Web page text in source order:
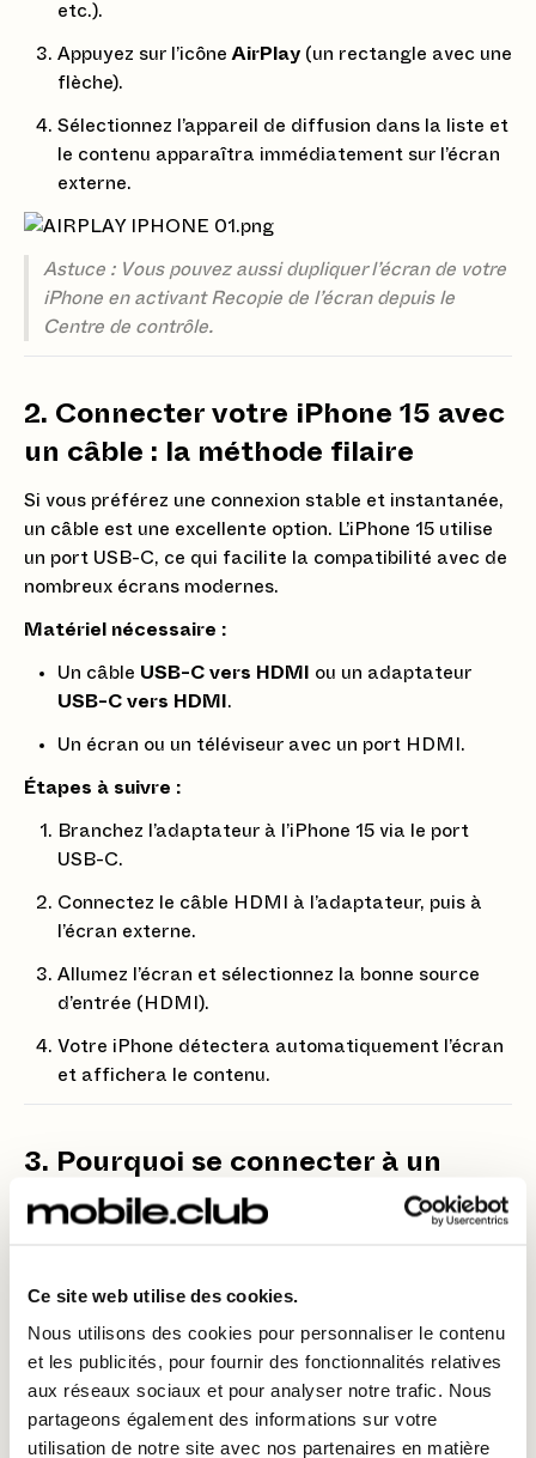
Ce site web utilise des cookies.
Nous utilisons des cookies pour personnaliser le contenu
et les publicités, pour fournir des fonctionnalités relatives
aux réseaux sociaux et pour analyser notre trafic. Nous
partageons également des informations sur votre
utilisation de notre site avec nos partenaires en matière
etc.).
Appuyez sur l’icône AirPlay (un rectangle avec une
flèche).
Sélectionnez l’appareil de diffusion dans la liste et
le contenu apparaîtra immédiatement sur l’écran
externe.
Astuce : Vous pouvez aussi dupliquer l’écran de votre
iPhone en activant Recopie de l’écran depuis le
Centre de contrôle.
2. Connecter votre iPhone 15 avec
un câble : la méthode filaire
Si vous préférez une connexion stable et instantanée,
un câble est une excellente option. L’iPhone 15 utilise
un port USB-C, ce qui facilite la compatibilité avec de
nombreux écrans modernes.
Matériel nécessaire :
Un câble USB-C vers HDMI
ou un adaptateur
USB-C vers HDMI .
Un écran ou un téléviseur avec un port HDMI.
Étapes à suivre :
Branchez l’adaptateur à l’iPhone 15 via le port
USB-C.
Connectez le câble HDMI à l’adaptateur, puis à
l’écran externe.
Allumez l’écran et sélectionnez la bonne source
d’entrée (HDMI).
Votre iPhone détectera automatiquement l’écran
et affichera le contenu.
3. Pourquoi se connecter à un
écran externe avec votre iPhone
Pour les présentations
des documents ou des vidéos directement sur un
projecteur ou un écran.
Pour les jeux: Jouez à vos jeux préférés sur un
écran géant pour une immersion totale.